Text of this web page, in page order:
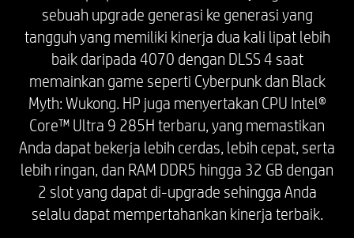
*Wi-Fi 6E membutuhkan router Wi-Fi 6E, yang
dijual terpisah, agar dapat berfungsi di
frekuensi 6 GHz. Ketersediaan titik akses
nirkabel publik terbatas. Wi-Fi 6E juga
kompatibel dengan spesifikasi 802.11
sebelumnya. Tersedia juga di negara-negara
yang mendukung 6 GHz.
*Wi-Fi 6E dirancang untuk mendukung
kecepatan data gigabit saat mentransfer file
antara dua perangkat yang terhubung ke router
yang sama. Memerlukan router nirkabel, dijual
sebuah upgrade generasi ke generasi yang
tangguh yang memiliki kinerja dua kali lipat lebih
baik daripada 4070 dengan DLSS 4 saat
memainkan game seperti Cyberpunk dan Black
Myth: Wukong. HP juga menyertakan CPU Intel®
Core™ Ultra 9 285H terbaru, yang memastikan
Anda dapat bekerja lebih cerdas, lebih cepat, serta
lebih ringan, dan RAM DDR5 hingga 32 GB dengan
2 slot yang dapat di-upgrade sehingga Anda
selalu dapat mempertahankan kinerja terbaik.